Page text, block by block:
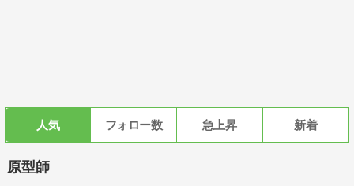
人気 フォロー数 急上昇 新着
原型師